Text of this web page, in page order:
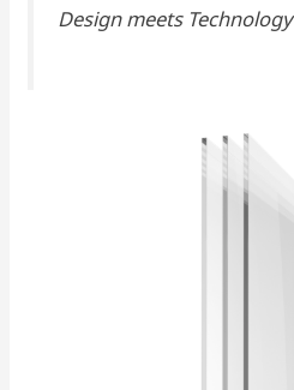
Design meets Technology